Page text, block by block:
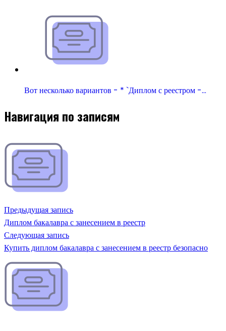
Вот несколько вариантов - * `Диплом с реестром -…
Навигация по записям
Предыдущая запись
Диплом бакалавра с занесением в реестр
Следующая запись
Купить диплом бакалавра с занесением в реестр безопасно